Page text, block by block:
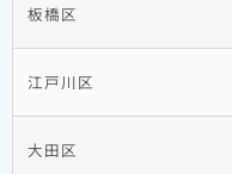
板橋区
江戸川区
大田区